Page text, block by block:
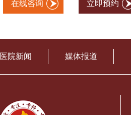
在线咨询 立即预约
医院新闻 媒体报道